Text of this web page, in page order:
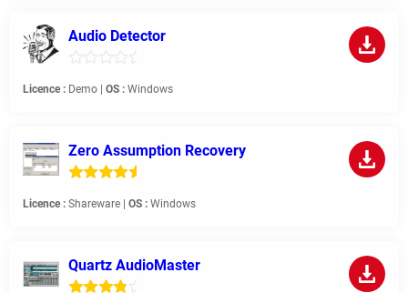
Audio Detector
Licence : Demo | OS : Windows
Zero Assumption Recovery
Licence : Shareware | OS : Windows
Quartz AudioMaster